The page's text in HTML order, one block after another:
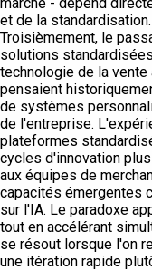
et de la standardisation.
Troisièmement, le
solutions
technologie de la
pensaient
de systèmes
de l'entreprise.
plateformes
cycles d'innovation
aux équipes de
capacités émergentes
sur l'IA. Le paradoxe
tout en accélérant
se résout lorsque l'on
une itération rapide